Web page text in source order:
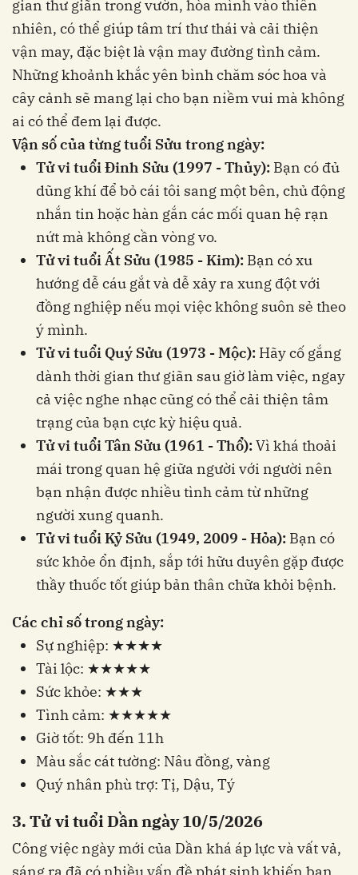
gian thư giãn trong vườn, hòa mình vào thiên
nhiên, có thể giúp tâm trí thư thái và cải thiện
vận may, đặc biệt là vận may đường tình cảm.
Những khoảnh khắc yên bình chăm sóc hoa và
cây cảnh sẽ mang lại cho bạn niềm vui mà không
ai có thể đem lại được.
Vận số của từng tuổi Sửu trong ngày:
Tử vi tuổi Đinh Sửu (1997 - Thủy): Bạn có đủ
dũng khí để bỏ cái tôi sang một bên, chủ động
nhắn tin hoặc hàn gắn các mối quan hệ rạn
nứt mà không cần vòng vo.
Tử vi tuổi Ất Sửu (1985 - Kim): Bạn có xu
hướng dễ cáu gắt và dễ xảy ra xung đột với
đồng nghiệp nếu mọi việc không suôn sẻ theo
ý mình.
Tử vi tuổi Quý Sửu (1973 - Mộc): Hãy cố gắng
dành thời gian thư giãn sau giờ làm việc, ngay
cả việc nghe nhạc cũng có thể cải thiện tâm
trạng của bạn cực kỳ hiệu quả.
Tử vi tuổi Tân Sửu (1961 - Thổ):Vì khá thoải
mái trong quan hệ giữa người với người nên
bạn nhận được nhiều tình cảm từ những
người xung quanh.
Tử vi tuổi Kỷ Sửu (1949, 2009 - Hỏa): Bạn có
sức khỏe ổn định, sắp tới hữu duyên gặp được
thầy thuốc tốt giúp bản thân chữa khỏi bệnh.
Các chỉ số trong ngày:
Sự nghiệp: ★★★★
Tài lộc: ★★★★★
Sức khỏe: ★★★
Tình cảm: ★★★★★
Giờ tốt: 9h đến 11h
Màu sắc cát tường: Nâu đồng, vàng
Quý nhân phù trợ: Tị, Dậu, Tý
3. Tử vi tuổi Dần ngày 10/5/2026
Công việc ngày mới của Dần khá áp lực và vất vả,